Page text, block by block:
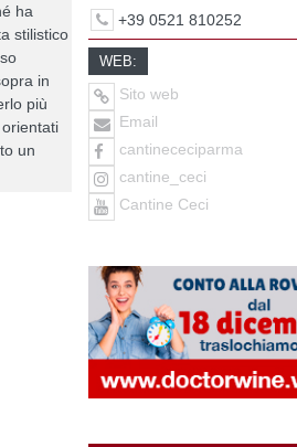
ha
stilistico
in
più
un
+39 0521 810252
WEB:
Sito web
Email
cantinececiparma
cantine_ceci
Cantine Ceci